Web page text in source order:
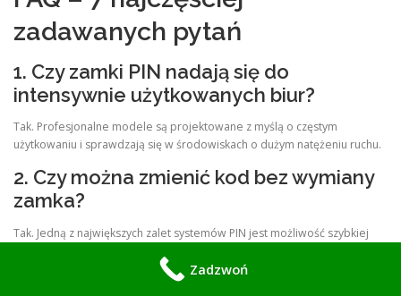
zadawanych pytań
1. Czy zamki PIN nadają się do
intensywnie użytkowanych biur?
Tak. Profesjonalne modele są projektowane z myślą o częstym
użytkowaniu i sprawdzają się w środowiskach o dużym natężeniu ruchu.
2. Czy można zmienić kod bez wymiany
zamka?
Tak. Jedną z największych zalet systemów PIN jest możliwość szybkiej
3. Czy zamek PIN można zintegrować z
Zadzwoń